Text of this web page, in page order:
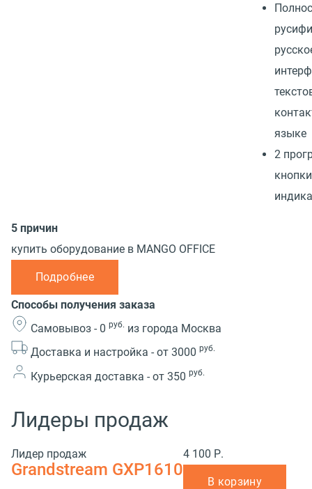
языке
2
5 причин
купить оборудование в MANGO OFFICE
Подробнее
Способы получения заказа
Самовывоз - 0 руб. из города Москва
Доставка и настройка - от 3000 руб.
Курьерская доставка - от 350 руб.
Лидеры продаж
Лидер продаж
Grandstream GXP1610
4 100 Р.
В корзину